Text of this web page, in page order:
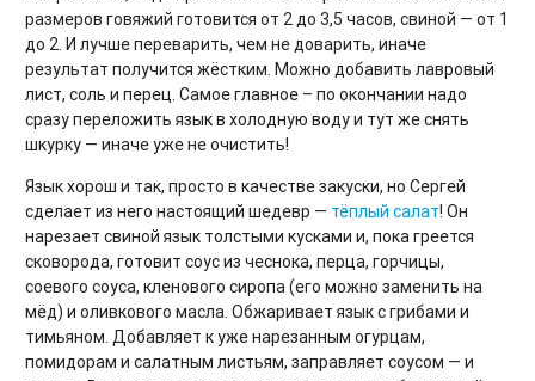
размеров говяжий готовится от 2 до 3,5 часов, свиной — от 1
до 2. И лучше переварить, чем не доварить, иначе
результат получится жёстким. Можно добавить лавровый
лист, соль и перец. Самое главное – по окончании надо
сразу переложить язык в холодную воду и тут же снять
шкурку — иначе уже не очистить!
Язык хорош и так, просто в качестве закуски, но Сергей
сделает из него настоящий шедевр — тёплый салат! Он
нарезает свиной язык толстыми кусками и, пока греется
сковорода, готовит соус из чеснока, перца, горчицы,
соевого соуса, кленового сиропа (его можно заменить на
мёд) и оливкового масла. Обжаривает язык с грибами и
тимьяном. Добавляет к уже нарезанным огурцам,
помидорам и салатным листьям, заправляет соусом — и